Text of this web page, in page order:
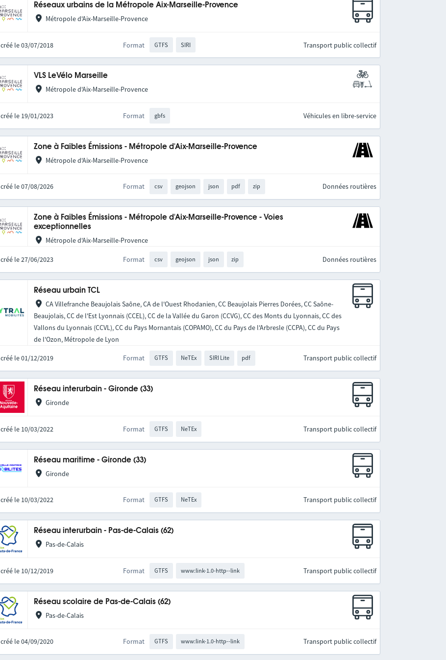
Réseaux urbains de la Métropole Aix-Marseille-Provence
Métropole d'Aix-Marseille-Provence
créé le 03/07/2018 Format GTFS SIRI Transport public collectif
VLS LeVélo Marseille
Métropole d'Aix-Marseille-Provence
créé le 19/01/2023 Format gbfs Véhicules en libre-service
Zone à Faibles Émissions - Métropole d'Aix-Marseille-Provence
Métropole d'Aix-Marseille-Provence
créé le 07/08/2026 Format csv geojson json pdf zip Données routières
Zone à Faibles Émissions - Métropole d'Aix-Marseille-Provence - Voies
exceptionnelles
Métropole d'Aix-Marseille-Provence
créé le 27/06/2023 Format csv geojson json zip Données routières
Réseau urbain TCL
CA Villefranche Beaujolais Saône, CA de l'Ouest Rhodanien, CC Beaujolais Pierres Dorées, CC Saône-
Beaujolais, CC de l'Est Lyonnais (CCEL), CC de la Vallée du Garon (CCVG), CC des Monts du Lyonnais, CC des
Vallons du Lyonnais (CCVL), CC du Pays Mornantais (COPAMO), CC du Pays de l'Arbresle (CCPA), CC du Pays
de l'Ozon, Métropole de Lyon
créé le 01/12/2019 Format GTFS NeTEx SIRI Lite pdf Transport public collectif
Réseau interurbain - Gironde (33)
Gironde
créé le 10/03/2022 Format GTFS NeTEx Transport public collectif
Réseau maritime - Gironde (33)
Gironde
créé le 10/03/2022 Format GTFS NeTEx Transport public collectif
Réseau interurbain - Pas-de-Calais (62)
Pas-de-Calais
créé le 10/12/2019 Format GTFS www:link-1.0-http--link Transport public collectif
Réseau scolaire de Pas-de-Calais (62)
Pas-de-Calais
créé le 04/09/2020 Format GTFS www:link-1.0-http--link Transport public collectif